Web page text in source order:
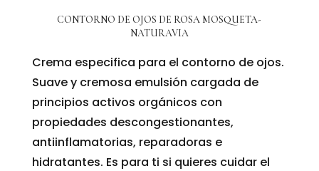
CONTORNO DE OJOS DE ROSA MOSQUETA-
NATURAVIA
Crema especifica para el contorno de ojos.
Suave y cremosa emulsión cargada de
principios activos orgánicos con
propiedades descongestionantes,
antiinflamatorias, reparadoras e
hidratantes. Es para ti si quieres cuidar el